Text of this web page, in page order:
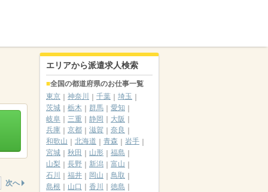
次へ
エリアから派遣求人検索
全国の都道府県のお仕事一覧
東京
神奈川 千葉
埼玉
茨城
栃木 群馬
愛知
岐阜
三重 静岡
大阪
兵庫
京都 滋賀
奈良
和歌山
北海道 青森
岩手
宮城
秋田 山形
福島
山梨
長野 新潟
富山
石川
福井 岡山
鳥取
島根
山口 香川
徳島